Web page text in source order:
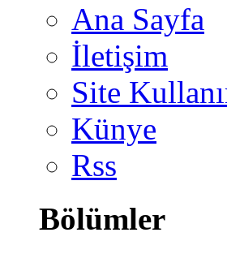
Ana Sayfa
İletişim
Site
Künye
Rss
Bölümler